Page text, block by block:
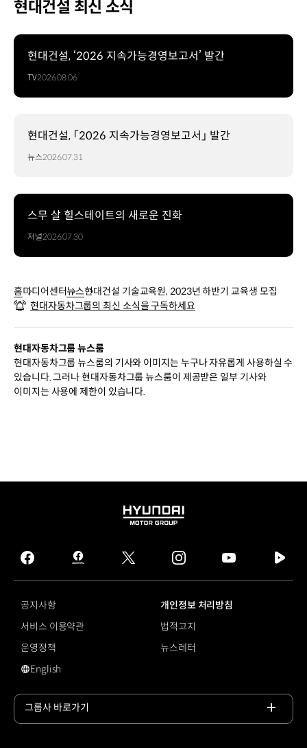
현대건설 최신 소식
현대건설, ‘2026 지속가능경영보고서’ 발간
TV2026.08.06
현대건설, 「2026 지속가능경영보고서」 발간
뉴스2026.07.31
스무 살 힐스테이트의 새로운 진화
저널2026.07.30
홈미디어센터뉴스현대건설 기술교육원, 2023년 하반기 교육생 모집
현대자동차그룹의 최신 소식을 구독하세요
현대자동차그룹 뉴스룸
현대자동차그룹 뉴스룸의 기사와 이미지는 누구나 자유롭게 사용하실 수
있습니다. 그러나 현대자동차그룹 뉴스룸이 제공받은 일부 기사와
이미지는 사용에 제한이 있습니다.
HYUNDAI
GROUP
facebook
hmg
journal
twitter instagram
tv
공지사항
개인정보 처리방침
서비스 이용약관
법적고지
운영정책
뉴스레터
영문 사이트로 이동
English
그룹사 바로가기